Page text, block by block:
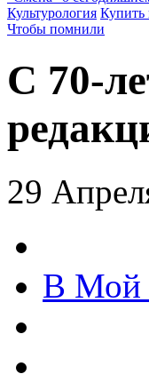
Культурология Купить
Чтобы помнили
С 70-
29
В Мой